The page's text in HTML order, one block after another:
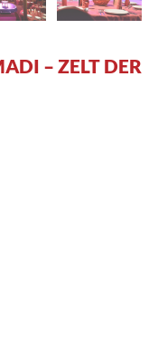
– ZELT DER